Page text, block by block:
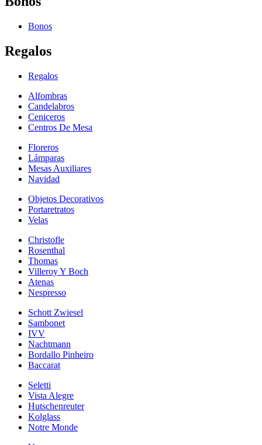
Bonos
Regalos
Regalos
Alfombras
Candelabros
Ceniceros
Centros De Mesa
Floreros
Lámparas
Mesas Auxiliares
Navidad
Objetos Decorativos
Portaretratos
Velas
Christofle
Rosenthal
Thomas
Villeroy Y Boch
Atenas
Nespresso
Schott Zwiesel
Sambonet
IVV
Nachtmann
Bordallo Pinheiro
Baccarat
Seletti
Vista Alegre
Hutschenreuter
Kolglass
Notre Monde